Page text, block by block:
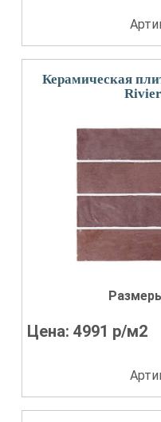
Керамическая
Цена:4991 р/м2